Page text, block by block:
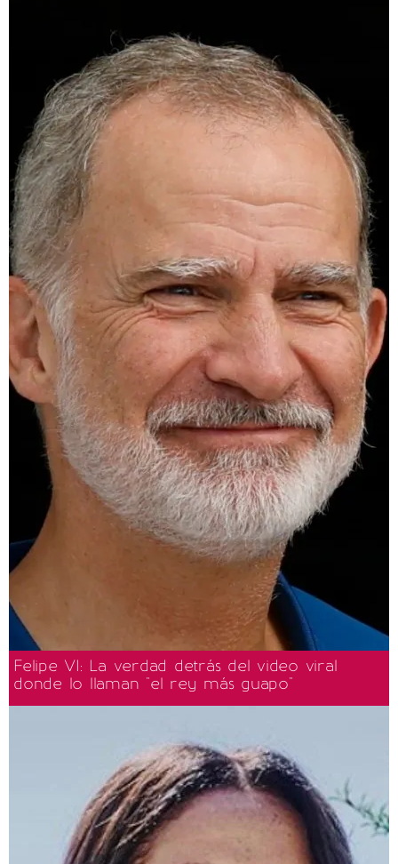
Felipe VI: La verdad detrás del video viral
donde lo llaman "el rey más guapo"